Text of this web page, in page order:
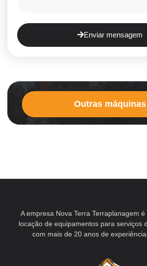
Enviar mensagem
Outras máquinas
A empresa Nova Terra Terraplanagem
locação de equipamentos para serviços
com mais de 20 anos de